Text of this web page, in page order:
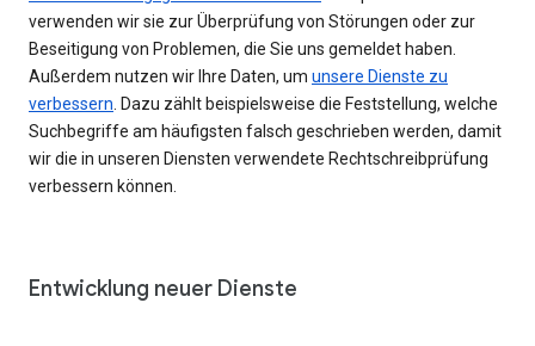
verwenden wir sie zur Überprüfung von Störungen oder zur
Beseitigung von Problemen, die Sie uns gemeldet haben.
Außerdem nutzen wir Ihre Daten, um unsere Dienste zu
verbessern . Dazu zählt beispielsweise die Feststellung, welche
Suchbegriffe am häufigsten falsch geschrieben werden, damit
wir die in unseren Diensten verwendete Rechtschreibprüfung
verbessern können.
Entwicklung neuer Dienste